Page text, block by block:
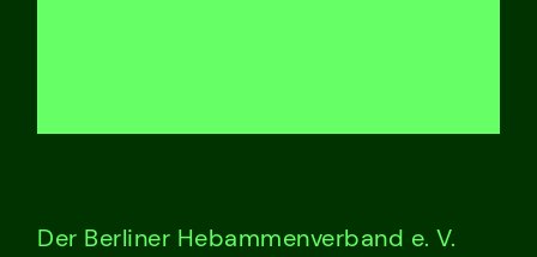
Der Berliner Hebammenverband e. V.